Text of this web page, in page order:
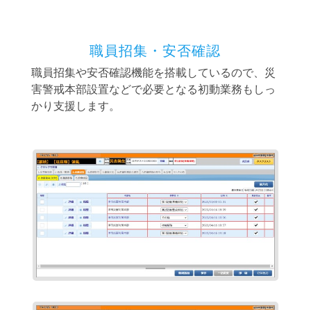
職員招集・安否確認
職員招集や安否確認機能を搭載しているので、災
害警戒本部設置などで必要となる初動業務もしっ
かり支援します。